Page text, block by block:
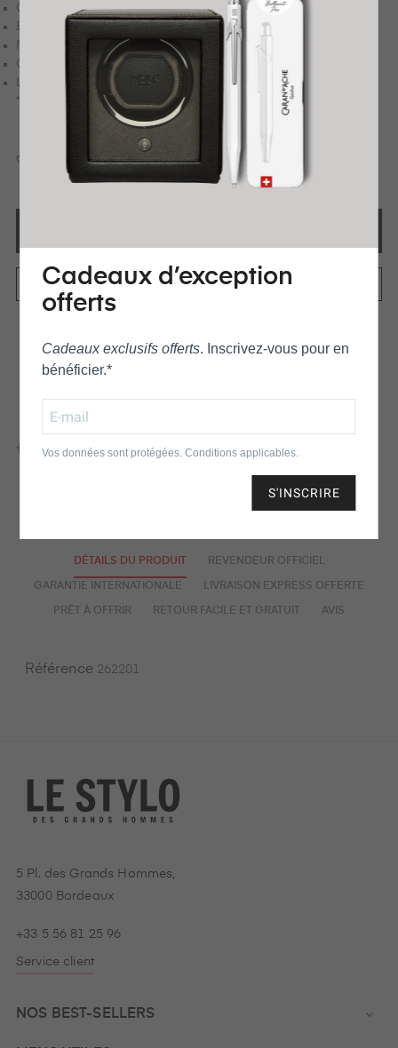
GARANTIE INTERNATIONALE
ÉCRIN CADEAU OFFERT
MESSAGE PERSONNALISÉ
GRAVURE OFFERTE
LIVRAISON OFFERTE*
*Sous conditions
QUANTITÉ
DÉTAILS DU PRODUIT REVENDEUR OFFICIEL
GARANTIE INTERNATIONALE LIVRAISON EXPRESS OFFERTE
PRÊT À OFFRIR RETOUR FACILE ET GRATUIT AVIS
Référence 262201
5 Pl. des Grands Hommes,
33000 Bordeaux
+33 5 56 81 25 96
Service client
NOS BEST-SELLERS 
Cadeaux d’exception
offerts
Cadeaux exclusifs offerts. Inscrivez‑vous pour en
bénéficier.*
Vos données sont protégées. Conditions applicables.
S'INSCRIRE